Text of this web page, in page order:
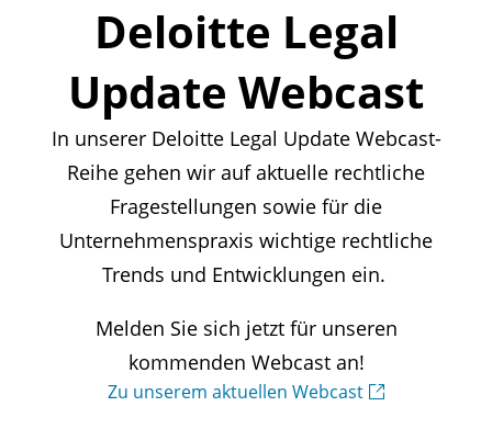
Deloitte Legal
Update Webcast
In unserer Deloitte Legal Update Webcast-
Reihe gehen wir auf aktuelle rechtliche
Fragestellungen sowie für die
Unternehmenspraxis wichtige rechtliche
Trends und Entwicklungen ein.
Melden Sie sich jetzt für unseren
kommenden Webcast an!
Zu unserem aktuellen Webcast